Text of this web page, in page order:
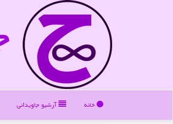
خانه آرشیو جاویدانی